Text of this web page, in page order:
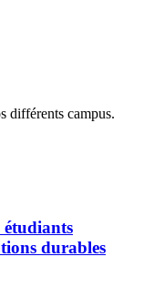
différents campus.
étudiants
durables